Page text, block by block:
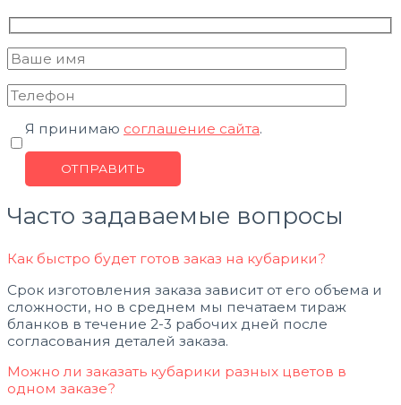
Я принимаю соглашение сайта.
Часто задаваемые вопросы
Как быстро будет готов заказ на кубарики?
Срок изготовления заказа зависит от его объема и
сложности, но в среднем мы печатаем тираж
бланков в течение 2-3 рабочих дней после
согласования деталей заказа.
Можно ли заказать кубарики разных цветов в
одном заказе?